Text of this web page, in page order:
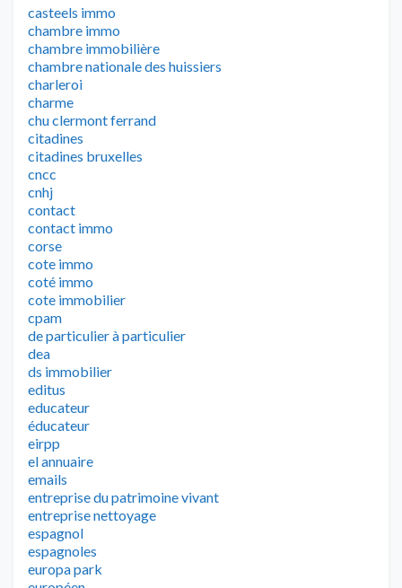
casteels immo
chambre immo
chambre immobilière
chambre nationale des huissiers
charleroi
charme
chu clermont ferrand
citadines
citadines bruxelles
cncc
cnhj
contact
contact immo
corse
cote immo
coté immo
cote immobilier
cpam
de particulier à particulier
dea
ds immobilier
editus
educateur
éducateur
eirpp
el annuaire
emails
entreprise du patrimoine vivant
entreprise nettoyage
espagnol
espagnoles
europa park